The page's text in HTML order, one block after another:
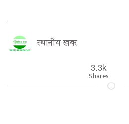
स्थानीय खबर
3.3k
Shares